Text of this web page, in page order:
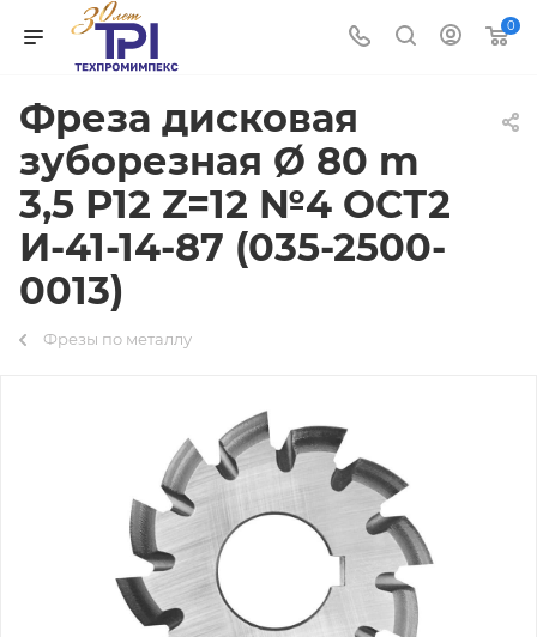
0
Фреза дисковая
зуборезная Ø 80 m
3,5 Р12 Z=12 №4 ОСТ2
И-41-14-87 (035-2500-
0013)
Фрезы по металлу